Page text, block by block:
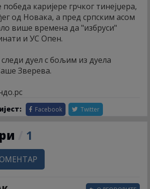
каријере грчког тинејџера,
од Новака, а пред српским асом
више времена да "избруси"
и УС Опен.
дуел с бољим из дуела
Зверева.
Facebook Twitter
1